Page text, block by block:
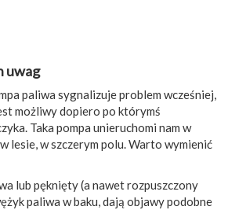
uwag
paliwa sygnalizuje problem wcześniej,
możliwy dopiero po którymś
Taka pompa unieruchomi nam w
lesie, w szczerym polu. Warto wymienić
lub pęknięty (a nawet rozpuszczony
paliwa w baku, dają objawy podobne